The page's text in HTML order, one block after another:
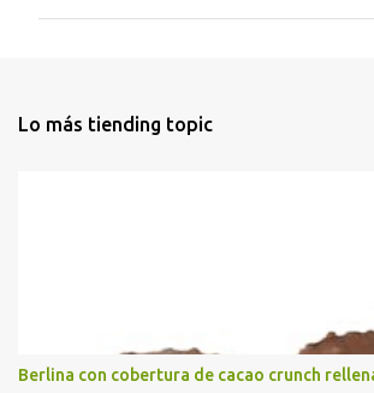
Lo más tiending topic
Berlina con cobertura de cacao crunch